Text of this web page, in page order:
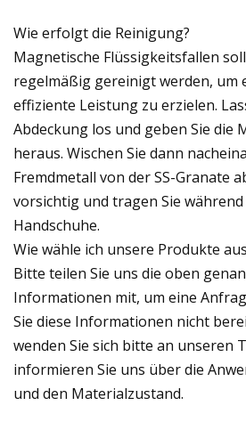
Wie erfolgt die Reinigung?
Magnetische Flüssigkeitsfallen
regelmäßig gereinigt werden, um
effiziente Leistung zu erzielen.
Abdeckung los und geben Sie die
heraus. Wischen Sie dann
Fremdmetall von der SS-Granate
vorsichtig und tragen Sie
Handschuhe.
Wie wähle ich unsere Produkte
Bitte teilen Sie uns die oben
Informationen mit, um eine
Sie diese Informationen nicht
wenden Sie sich bitte an unseren
informieren Sie uns über die
und den Materialzustand.